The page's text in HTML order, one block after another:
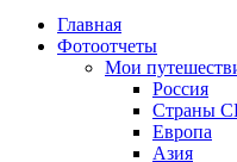
Главная
Фотоотчеты
Мои
Россия
Страны
Европа
Азия